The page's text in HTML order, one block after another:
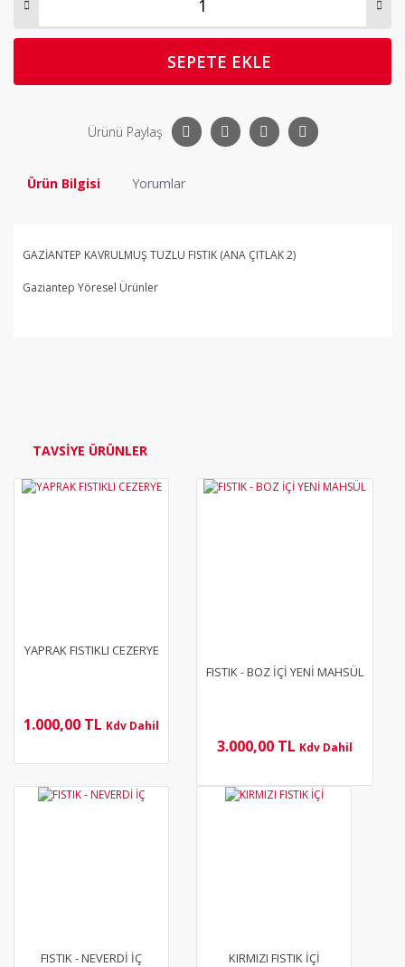
SEPETE EKLE
Ürünü Paylaş
Ürün Bilgisi Yorumlar
GAZİANTEP KAVRULMUŞ TUZLU FISTIK (ANA ÇITLAK 2)
Gaziantep Yöresel Ürünler
TAVSİYE ÜRÜNLER
YAPRAK FISTIKLI CEZERYE
1.000,00 TL Kdv Dahil
FISTIK - BOZ İÇİ YENİ MAHSÜL
3.000,00 TL Kdv Dahil
FISTIK - NEVERDİ İÇ KIRMIZI FISTIK İÇİ